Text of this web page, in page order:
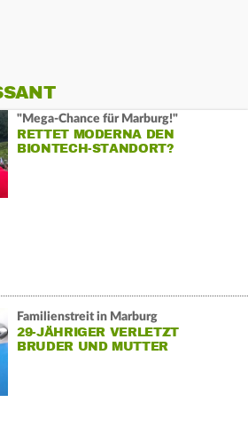
"Mega-Chance für Marburg!"
RETTET MODERNA DEN
BIONTECH-STANDORT?
Familienstreit in Marburg
29-JÄHRIGER VERLETZT
BRUDER UND MUTTER